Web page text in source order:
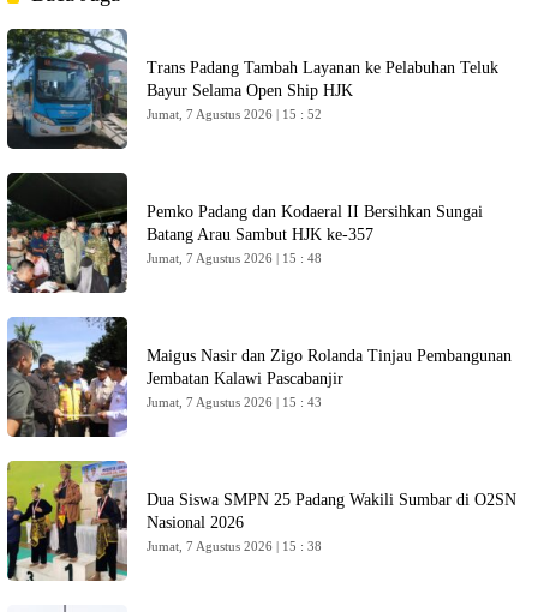
Trans Padang Tambah Layanan ke Pelabuhan Teluk
Bayur Selama Open Ship HJK
Jumat, 7 Agustus 2026 | 15 : 52
Pemko Padang dan Kodaeral II Bersihkan Sungai
Batang Arau Sambut HJK ke-357
Jumat, 7 Agustus 2026 | 15 : 48
Maigus Nasir dan Zigo Rolanda Tinjau Pembangunan
Jembatan Kalawi Pascabanjir
Jumat, 7 Agustus 2026 | 15 : 43
Dua Siswa SMPN 25 Padang Wakili Sumbar di O2SN
Nasional 2026
Jumat, 7 Agustus 2026 | 15 : 38